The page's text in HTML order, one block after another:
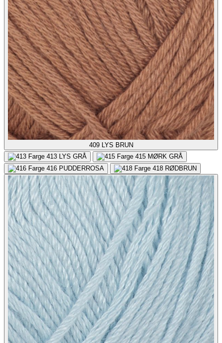
409 LYS BRUN
413 LYS GRÅ 415 MØRK GRÅ
416 PUDDERROSA 418 RØDBRUN